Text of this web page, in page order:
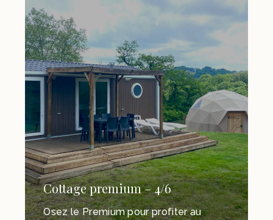
Cottage premium – 4/6
Osez le Premium pour profiter au